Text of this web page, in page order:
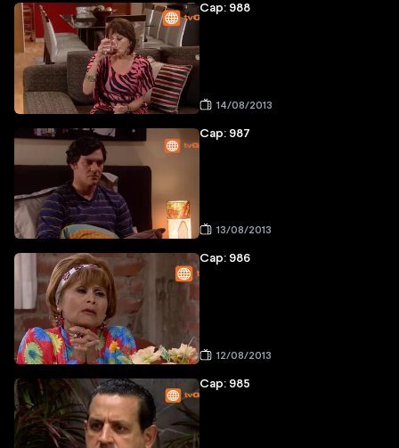
Cap: 988
14/08/2013
Cap: 987
13/08/2013
Cap: 986
12/08/2013
Cap: 985